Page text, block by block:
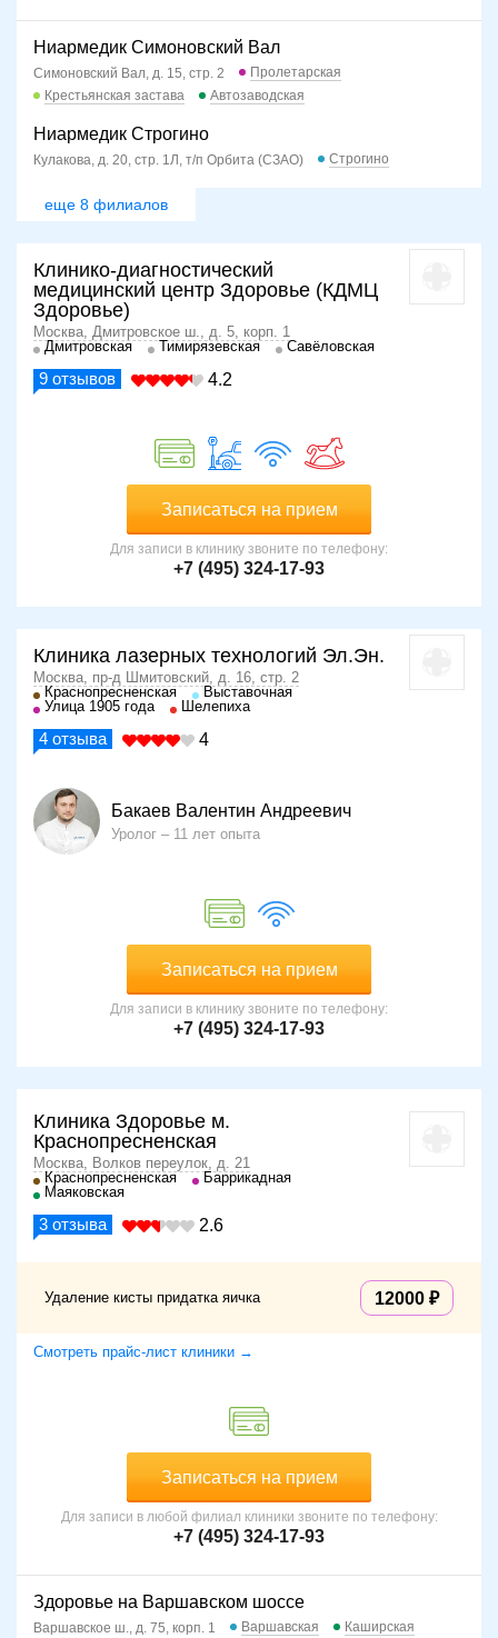
Ниармедик Симоновский Вал
Симоновский Вал, д. 15, стр. 2
Пролетарская
Крестьянская застава
Автозаводская
Ниармедик Строгино
Кулакова, д. 20, стр. 1Л, т/п Орбита (СЗАО) Строгино
еще 8 филиалов
Клинико-диагностический
медицинский центр Здоровье (КДМЦ
Здоровье)
Москва, Дмитровское ш., д. 5, корп. 1
Дмитровская
Тимирязевская Савёловская
9 отзывов 4.2
Записаться на прием
Для записи в клинику звоните по телефону:
+7 (495) 324-17-93
Клиника лазерных технологий Эл.Эн.
Москва, пр-д Шмитовский, д. 16, стр. 2
Краснопресненская
Выставочная
Улица 1905 года
Шелепиха
4 отзыва 4
Бакаев Валентин Андреевич
Уролог 11 лет опыта
Записаться на прием
Для записи в клинику звоните по телефону:
+7 (495) 324-17-93
Клиника Здоровье м.
Краснопресненская
Москва, Волков переулок, д. 21
Краснопресненская
Баррикадная
Маяковская
3 отзыва 2.6
Удаление кисты придатка яичка 12000
Смотреть прайс-лист клиники →
Записаться на прием
Для записи в любой филиал клиники звоните по телефону:
+7 (495) 324-17-93
Здоровье на Варшавском шоссе
Варшавское ш., д. 75, корп. 1 Варшавская
Каширская